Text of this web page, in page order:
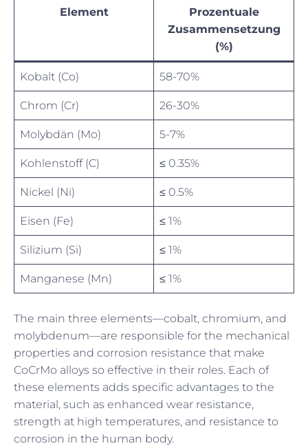
Element
Prozentuale
Zusammensetzung
(%)
Kobalt (Co) 58-70%
Chrom (Cr) 26-30%
Molybdän (Mo) 5-7%
Kohlenstoff (C) ≤ 0.35%
Nickel (Ni) ≤ 0.5%
Eisen (Fe) ≤ 1%
Silizium (Si) ≤ 1%
Manganese (Mn) ≤ 1%
The main three elements—cobalt, chromium, and
molybdenum—are responsible for the mechanical
properties and corrosion resistance that make
CoCrMo alloys so effective in their roles. Each of
these elements adds specific advantages to the
material, such as enhanced wear resistance,
strength at high temperatures, and resistance to
corrosion in the human body.